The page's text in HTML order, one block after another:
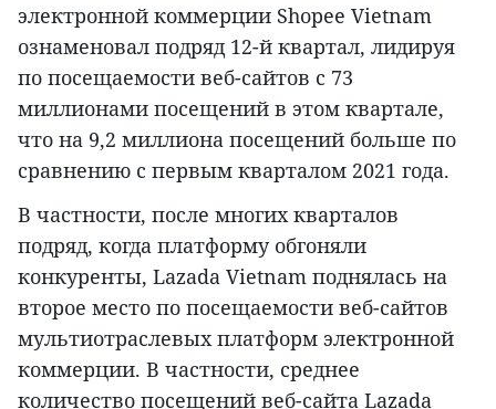
электронной коммерции Shopee Vietnam
ознаменовал подряд 12-й квартал, лидируя
по посещаемости веб-сайтов с 73
миллионами посещений в этом квартале,
что на 9,2 миллиона посещений больше по
сравнению с первым кварталом 2021 года.
В частности, после многих кварталов
подряд, когда платформу обгоняли
конкуренты, Lazada Vietnam поднялась на
второе место по посещаемости веб-сайтов
мультиотраслевых платформ электронной
коммерции. В частности, среднее
количество посещений веб-сайта Lazada